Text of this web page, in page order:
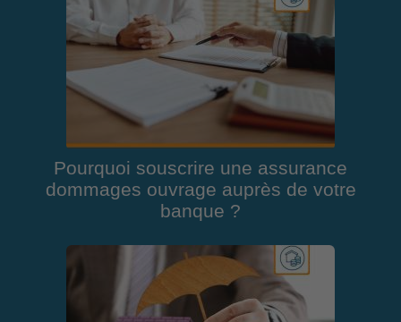
Pourquoi souscrire une assurance
dommages ouvrage auprès de votre
banque ?